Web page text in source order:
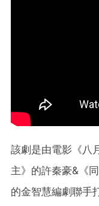
該劇是由電影《八
主》的許秦豪&《
的金智慧編劇聯手